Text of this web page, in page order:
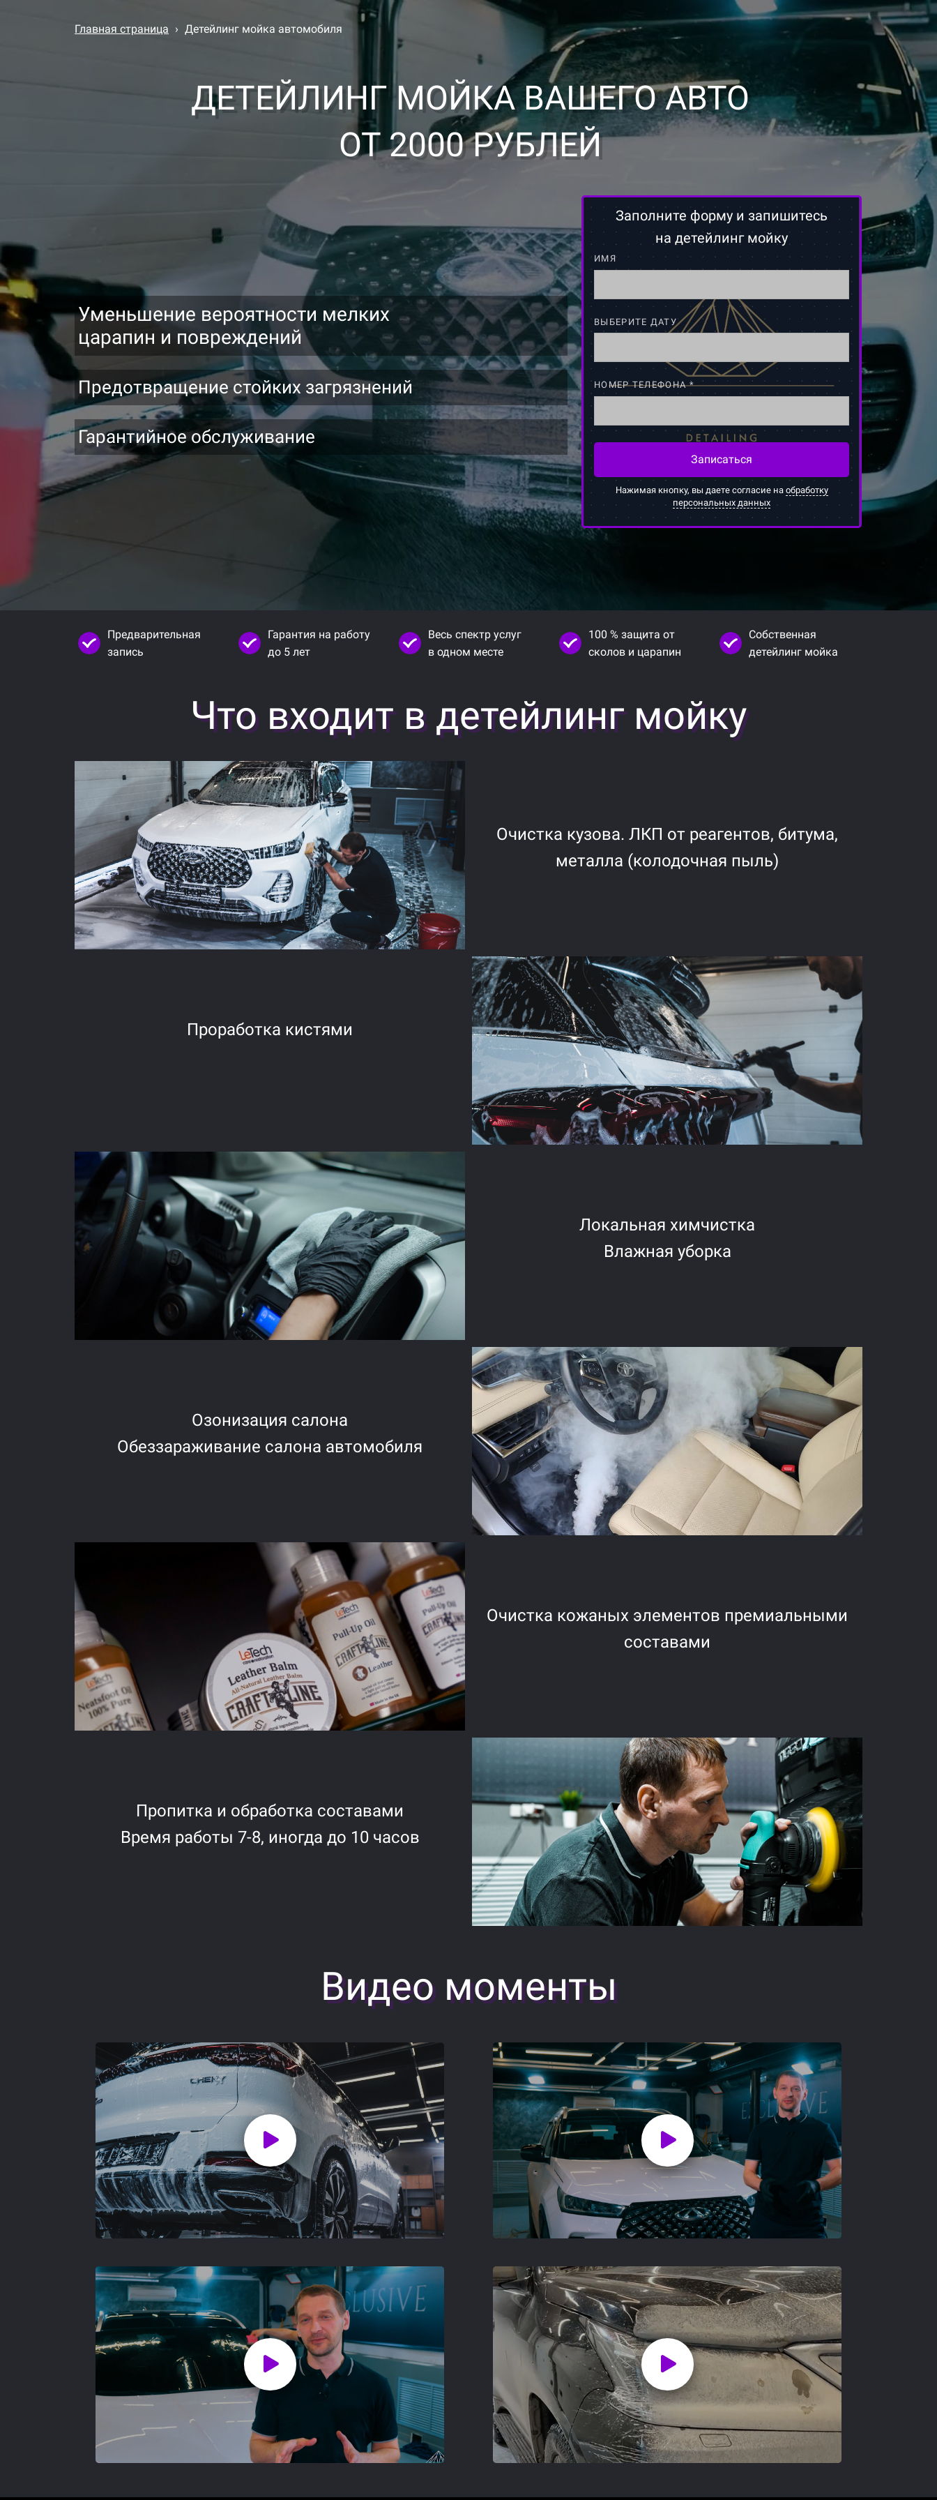
Главная страница › Детейлинг мойка автомобиля
ДЕТЕЙЛИНГ МОЙКА ВАШЕГО АВТО
ОТ 2000 РУБЛЕЙ
Уменьшение вероятности мелких
царапин и повреждений
Предотвращение стойких загрязнений
Гарантийное обслуживание
Заполните форму и запишитесь
на детейлинг мойку
ИМЯ
ВЫБЕРИТЕ ДАТУ
НОМЕР ТЕЛЕФОНА *
Записаться
Нажимая кнопку, вы даете согласие на обработку
персональных данных
Предварительная
запись
Гарантия на работу
до 5 лет
Весь спектр услуг
в одном месте
100 % защита от
сколов и царапин
Собственная
детейлинг мойка
Что входит в детейлинг мойку
Очистка кузова. ЛКП от реагентов, битума,
металла (колодочная пыль)
Проработка кистями
Локальная химчистка
Влажная уборка
Озонизация салона
Обеззараживание салона автомобиля
Очистка кожаных элементов премиальными
составами
Пропитка и обработка составами
Время работы 7-8, иногда до 10 часов
Видео моменты